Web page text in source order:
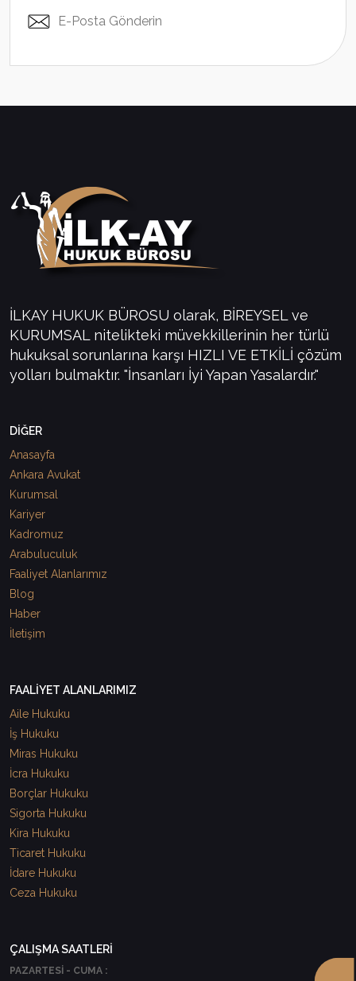
E-Posta Gönderin
İLKAY HUKUK BÜROSU olarak, BİREYSEL ve
KURUMSAL nitelikteki müvekkillerinin her türlü
hukuksal sorunlarına karşı HIZLI VE ETKİLİ çözüm
yolları bulmaktır. "İnsanları İyi Yapan Yasalardır."
DİĞER
Anasayfa
Ankara Avukat
Kurumsal
Kariyer
Kadromuz
Arabuluculuk
Faaliyet Alanlarımız
Blog
Haber
İletişim
FAALİYET ALANLARIMIZ
Aile Hukuku
İş Hukuku
Miras Hukuku
İcra Hukuku
Borçlar Hukuku
Sigorta Hukuku
Kira Hukuku
Ticaret Hukuku
İdare Hukuku
Ceza Hukuku
ÇALIŞMA SAATLERİ
PAZARTESİ - CUMA :